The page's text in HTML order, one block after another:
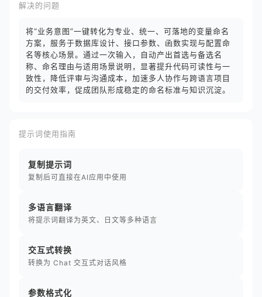
解决的问题
将“业务意图”一键转化为专业、统一、可落地的变量命名
方案，服务于数据库设计、接口参数、函数实现与配置命
名等核心场景。通过一次输入，自动产出首选与备选名
称、命名理由与适用场景说明，显著提升代码可读性与一
致性，降低评审与沟通成本，加速多人协作与跨语言项目
的交付效率，促成团队形成稳定的命名标准与知识沉淀。
提示词使用指南
复制提示词
复制后可直接在AI应用中使用
多语言翻译
将提示词翻译为英文、日文等多种语言
交互式转换
转换为 Chat 交互式对话风格
参数格式化